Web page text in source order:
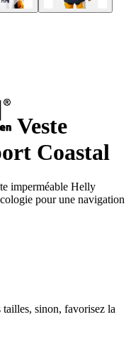
Veste
Coastal
imperméable Helly
pour une navigation
sinon, favorisez la